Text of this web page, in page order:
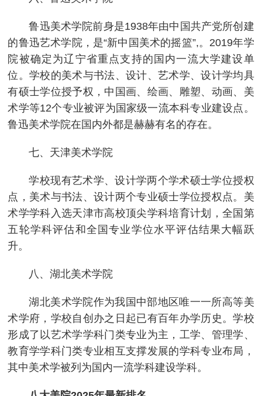
鲁迅美术学院前身是1938年由中国共产党所创建
的鲁迅艺术学院，是“新中国美术的摇篮”,。2019年学
院被确定为辽宁省重点支持的国内一流大学建设单
位。学校的美术与书法、设计、艺术学、设计学均具
有硕士学位授予权，中国画、绘画、雕塑、动画、美
术学等12个专业被评为国家级一流本科专业建设点。
鲁迅美术学院在国内外都是赫赫有名的存在。
七、天津美术学院
学校现有艺术学、设计学两个学术硕士学位授权
点，美术与书法、设计两个专业硕士学位授权点。美
术学学科入选天津市高校顶尖学科培育计划，全国第
五轮学科评估和全国专业学位水平评估结果大幅跃
升。
八、湖北美术学院
湖北美术学院作为我国中部地区唯一一所高等美
术学府，学校自创办之日起已有百年办学历史。学校
形成了以艺术学学科门类专业为主，工学、管理学、
教育学学科门类专业相互支撑发展的学科专业布局，
其中美术学被列为国内一流学科建设学科。